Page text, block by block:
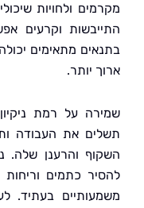
ולחויות שיכולים
וקרעים
מתאימים יכולה לשמר
יותר.
על רמת ניקיון
את העבודה ותבטיח
והרענן שלה. נגיד,
כתמים וריחות
בעתיד. לעיתים